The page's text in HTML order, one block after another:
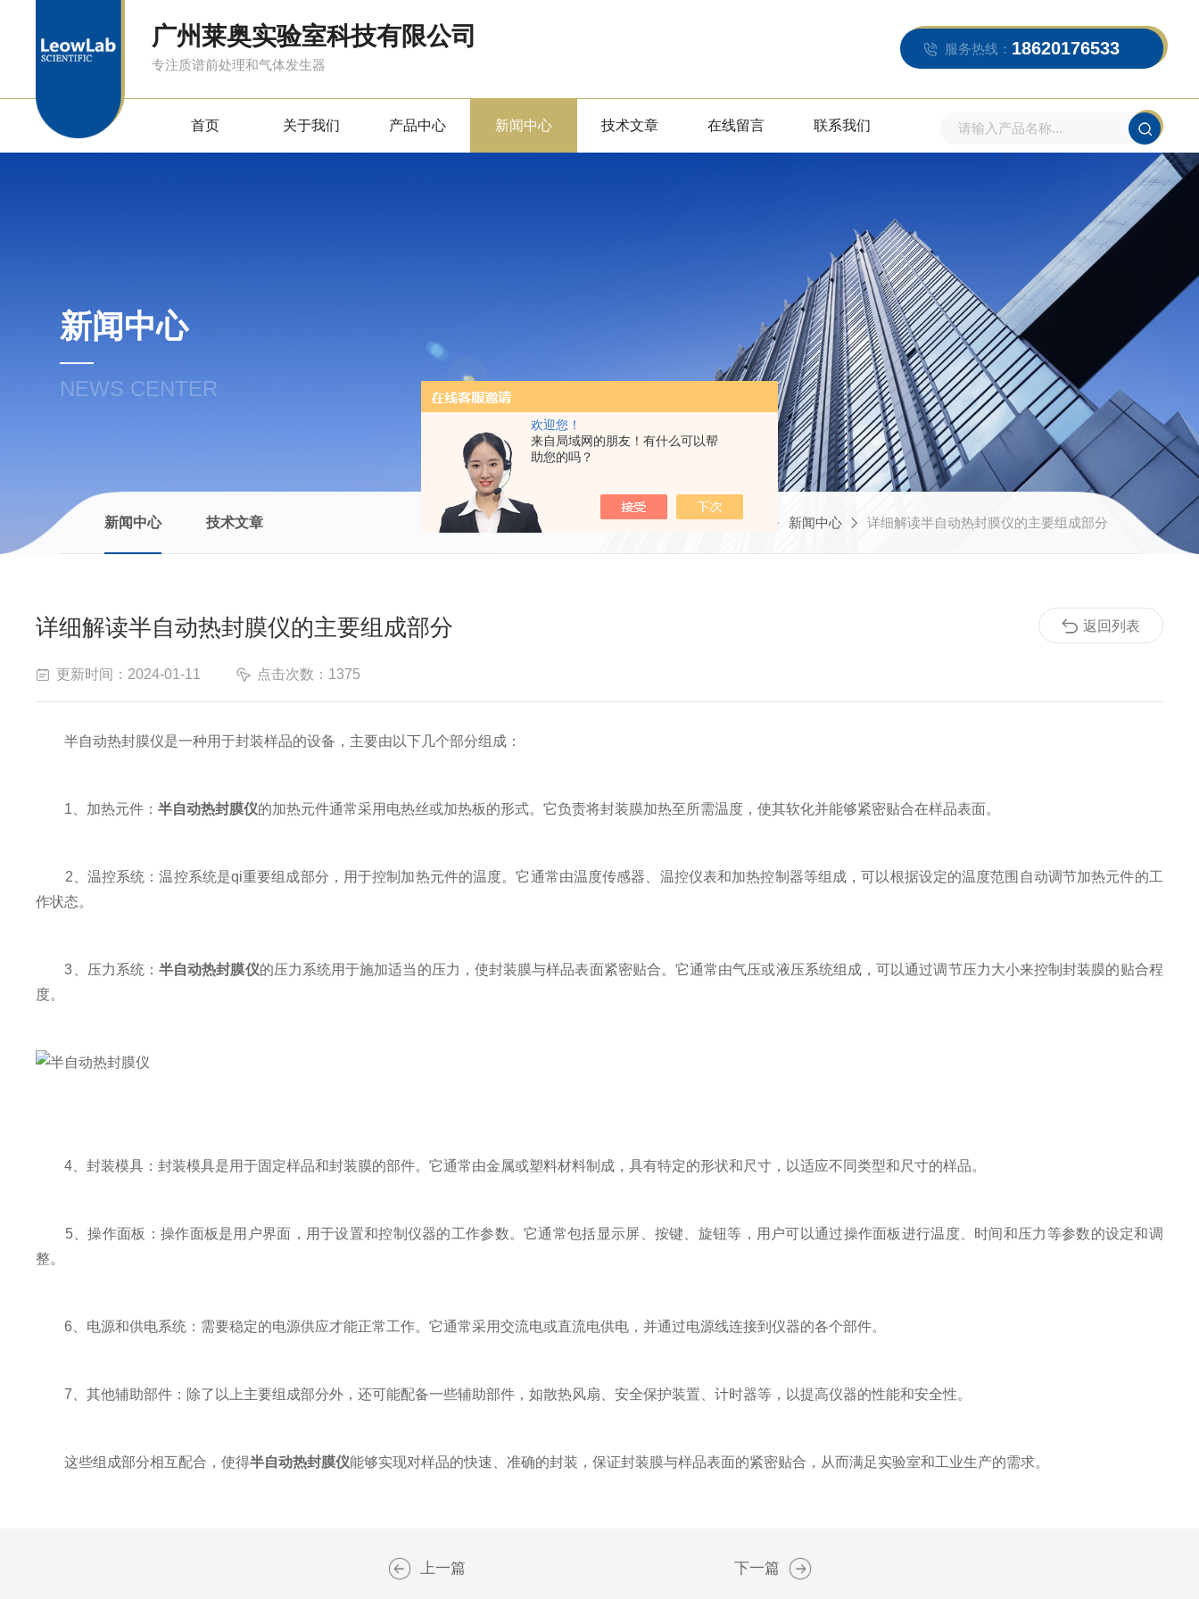
欢迎您！
来自局域网的朋友！有什么可以帮
助您的吗？
广州莱奥实验室科技有限公司
专注质谱前处理和气体发生器
服务热线： 18620176533
首页 关于我们 产品中心 新闻中心 技术文章 在线留言 联系我们
新闻中心
NEWS CENTER
新闻中心 技术文章 当前位置：首页 新闻中心 详细解读半自动热封膜仪的主要组成部分
详细解读半自动热封膜仪的主要组成部分
更新时间：2024-01-11 点击次数：1375
半自动热封膜仪是一种用于封装样品的设备，主要由以下几个部分组成：
1、加热元件：半自动热封膜仪的加热元件通常采用电热丝或加热板的形式。它负责将封装膜加热至所需温度，使其软化并能够紧密贴合在样品表面。
2、温控系统：温控系统是qi重要组成部分，用于控制加热元件的温度。它通常由温度传感器、温控仪表和加热控制器等组成，可以根据设定的温度范围自动调节加热元件的工
作状态。
3、压力系统：半自动热封膜仪的压力系统用于施加适当的压力，使封装膜与样品表面紧密贴合。它通常由气压或液压系统组成，可以通过调节压力大小来控制封装膜的贴合程
度。
4、封装模具：封装模具是用于固定样品和封装膜的部件。它通常由金属或塑料材料制成，具有特定的形状和尺寸，以适应不同类型和尺寸的样品。
5、操作面板：操作面板是用户界面，用于设置和控制仪器的工作参数。它通常包括显示屏、按键、旋钮等，用户可以通过操作面板进行温度、时间和压力等参数的设定和调
整。
6、电源和供电系统：需要稳定的电源供应才能正常工作。它通常采用交流电或直流电供电，并通过电源线连接到仪器的各个部件。
7、其他辅助部件：除了以上主要组成部分外，还可能配备一些辅助部件，如散热风扇、安全保护装置、计时器等，以提高仪器的性能和安全性。
这些组成部分相互配合，使得半自动热封膜仪能够实现对样品的快速、准确的封装，保证封装膜与样品表面的紧密贴合，从而满足实验室和工业生产的需求。
返回列表
上一篇 下一篇